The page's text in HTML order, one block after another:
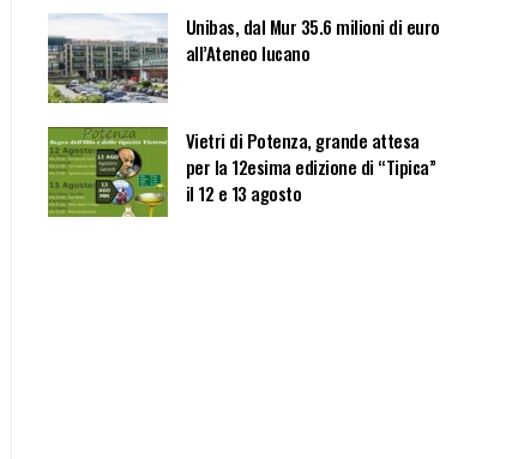
Unibas, dal Mur 35.6 milioni di euro
all’Ateneo lucano
Vietri di Potenza, grande attesa
per la 12esima edizione di “Tipica”
il 12 e 13 agosto